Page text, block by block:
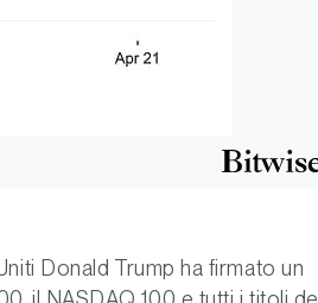
Donald Trump ha firmato un